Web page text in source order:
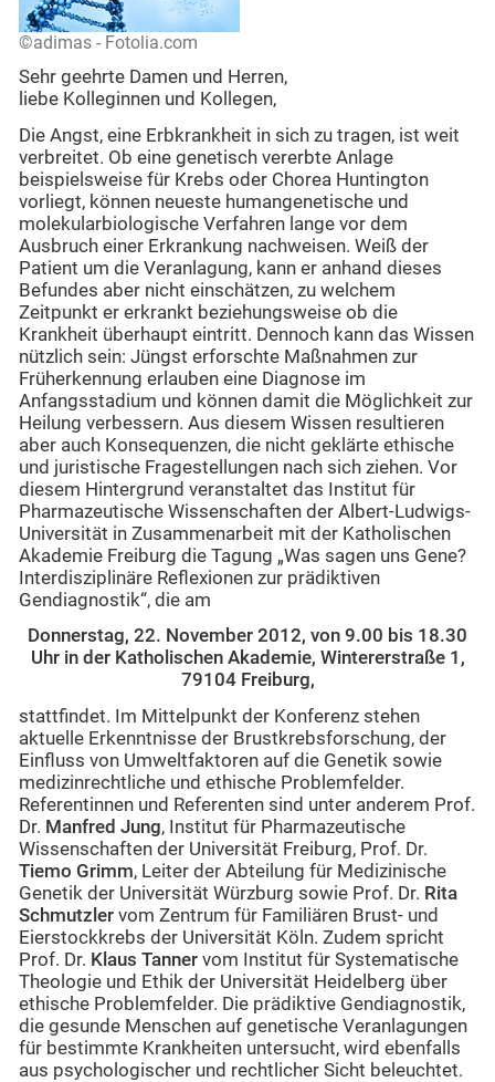
©adimas - Fotolia.com
Sehr geehrte Damen und Herren,
liebe Kolleginnen und Kollegen,
Die Angst, eine Erbkrankheit in sich zu tragen, ist weit
verbreitet. Ob eine genetisch vererbte Anlage
beispielsweise für Krebs oder Chorea Huntington
vorliegt, können neueste humangenetische und
molekularbiologische Verfahren lange vor dem
Ausbruch einer Erkrankung nachweisen. Weiß der
Patient um die Veranlagung, kann er anhand dieses
Befundes aber nicht einschätzen, zu welchem
Zeitpunkt er erkrankt beziehungsweise ob die
Krankheit überhaupt eintritt. Dennoch kann das Wissen
nützlich sein: Jüngst erforschte Maßnahmen zur
Früherkennung erlauben eine Diagnose im
Anfangsstadium und können damit die Möglichkeit zur
Heilung verbessern. Aus diesem Wissen resultieren
aber auch Konsequenzen, die nicht geklärte ethische
und juristische Fragestellungen nach sich ziehen. Vor
diesem Hintergrund veranstaltet das Institut für
Pharmazeutische Wissenschaften der Albert-Ludwigs-
Universität in Zusammenarbeit mit der Katholischen
Akademie Freiburg die Tagung „Was sagen uns Gene?
Interdisziplinäre Reflexionen zur prädiktiven
Gendiagnostik“, die am
Donnerstag, 22. November 2012, von 9.00 bis 18.30
Uhr in der Katholischen Akademie, Wintererstraße 1,
79104 Freiburg,
stattfindet. Im Mittelpunkt der Konferenz stehen
aktuelle Erkenntnisse der Brustkrebsforschung, der
Einfluss von Umweltfaktoren auf die Genetik sowie
medizinrechtliche und ethische Problemfelder.
Referentinnen und Referenten sind unter anderem Prof.
Dr. Manfred Jung, Institut für Pharmazeutische
Wissenschaften der Universität Freiburg, Prof. Dr.
Tiemo Grimm, Leiter der Abteilung für Medizinische
Genetik der Universität Würzburg sowie Prof. Dr. Rita
Schmutzler vom Zentrum für Familiären Brust- und
Eierstockkrebs der Universität Köln. Zudem spricht
Prof. Dr. Klaus Tanner vom Institut für Systematische
Theologie und Ethik der Universität Heidelberg über
ethische Problemfelder. Die prädiktive Gendiagnostik,
die gesunde Menschen auf genetische Veranlagungen
für bestimmte Krankheiten untersucht, wird ebenfalls
aus psychologischer und rechtlicher Sicht beleuchtet.